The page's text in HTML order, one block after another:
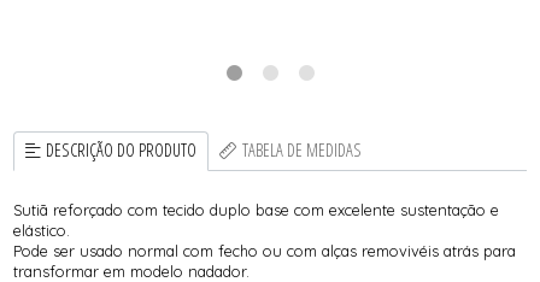
DESCRIÇÃO DO PRODUTO TABELA DE MEDIDAS
Sutiã reforçado com tecido duplo base com excelente sustentação e
elástico.
Pode ser usado normal com fecho ou com alças removivéis atrás para
transformar em modelo nadador.